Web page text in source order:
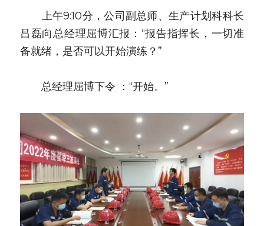
上午9:10分，公司副总师、生产计划科科长
吕磊向总经理屈博汇报：“报告指挥长，一切准
备就绪，是否可以开始演练？”
总经理屈博下令 ：“开始。”